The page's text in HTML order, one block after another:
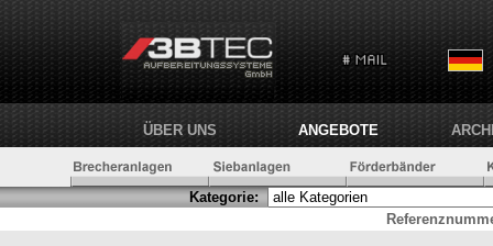
ÜBER UNS ANGEBOTE
Kategorie: